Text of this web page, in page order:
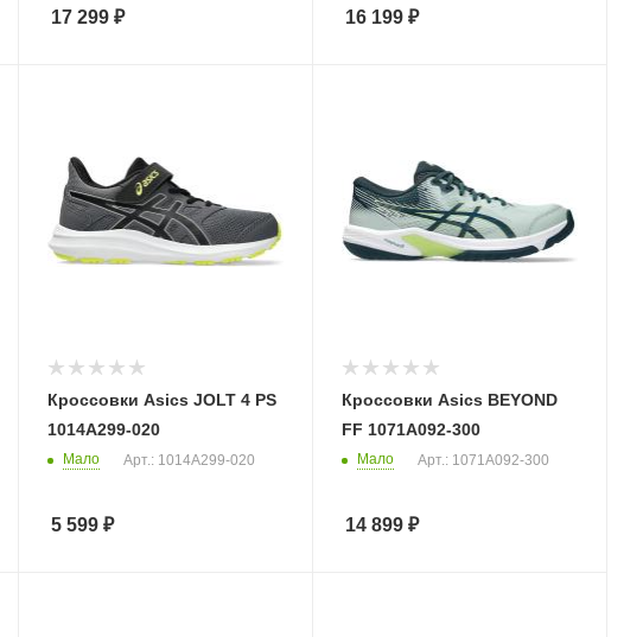
17 299₽ 16 199₽
Кроссовки Asics JOLT 4 PS
1014A299-020
Мало Арт.: 1014A299-020
5 599₽
Кроссовки Asics BEYOND
FF 1071A092-300
Мало Арт.: 1071A092-300
14 899₽